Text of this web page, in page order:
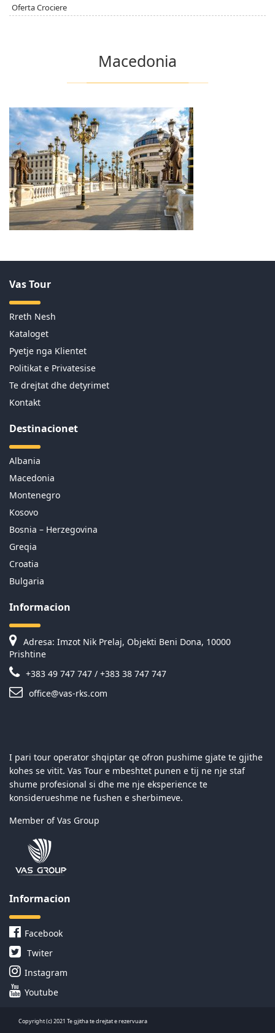
Oferta Crociere
Macedonia
Vas Tour
Rreth Nesh
Kataloget
Pyetje nga Klientet
Politikat e Privatesise
Te drejtat dhe detyrimet
Kontakt
Destinacionet
Albania
Macedonia
Montenegro
Kosovo
Bosnia – Herzegovina
Greqia
Croatia
Bulgaria
Informacion
Adresa: Imzot Nik Prelaj, Objekti Beni Dona, 10000
Prishtine
+383 49 747 747 / +383 38 747 747
office@vas-rks.com
I pari tour operator shqiptar qe ofron pushime gjate te gjithe
kohes se vitit. Vas Tour e mbeshtet punen e tij ne nje staf
shume profesional si dhe me nje eksperience te
konsiderueshme ne fushen e sherbimeve.
Member of Vas Group
Informacion
Facebook
Twiter
Instagram
Youtube
Copyright (c) 2021 Te gjitha te drejtat e rezervuara